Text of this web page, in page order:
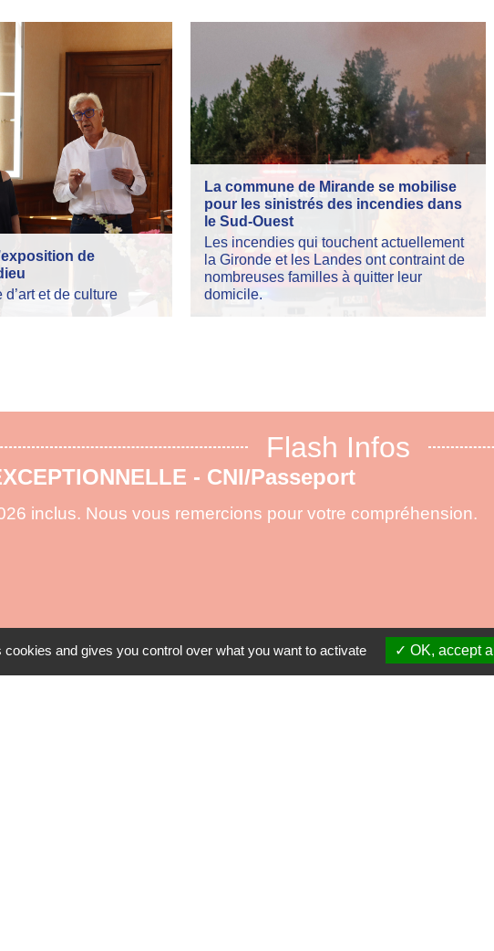
de
d’art et de culture
La commune de Mirande se mobilise
pour les sinistrés des incendies dans
le Sud-Ouest
Les incendies qui touchent actuellement
la Gironde et les Landes ont contraint de
nombreuses familles à quitter leur
domicile.
Flash Infos
FEUX DE FORÊTS maj 15.07.2026
de la règlementation concernant la circulation en forêt
cookies and gives you control over what you want to activate OK, accept all